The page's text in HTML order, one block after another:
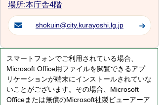
場所:本庁舎4階
shokuin@city.kurayoshi.lg.jp
スマートフォンでご利用されている場合、
Microsoft Office用ファイルを閲覧できるアプ
リケーションが端末にインストールされていな
いことがございます。その場合、Microsoft
Officeまたは無償のMicrosoft社製ビューアーア